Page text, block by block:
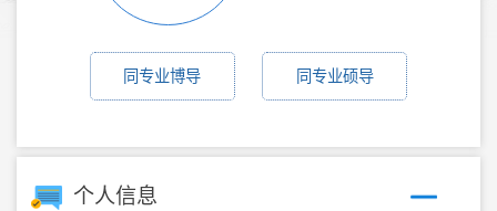
同专业博导 同专业硕导
个人信息